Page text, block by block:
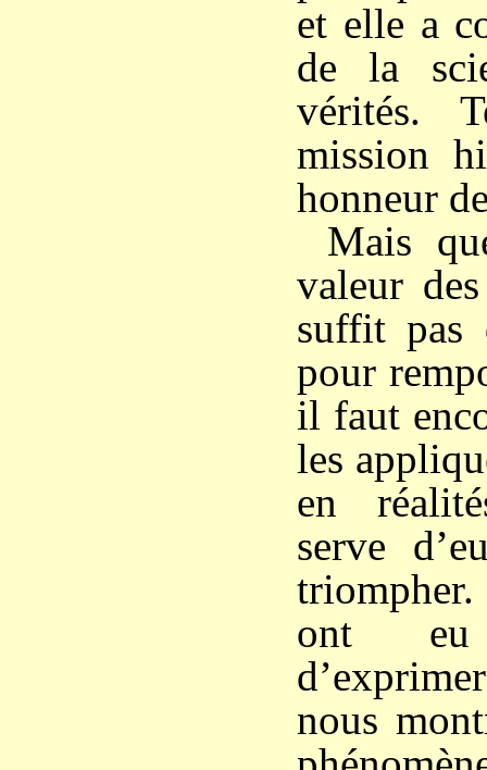
et elle a
de la
vérités.
mission
honneur
Mais
valeur
suffit pas
pour
il faut
les
en
serve
triompher.
ont
nous